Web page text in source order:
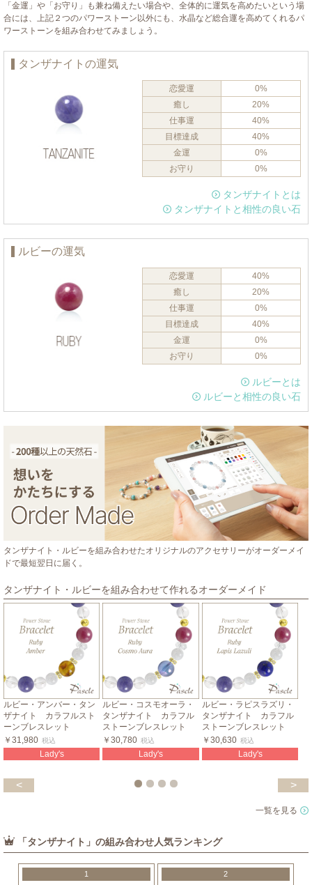
「金運」や「お守り」も兼ね備えたい場合や、全体的に運気を高めたいという場
合には、上記２つのパワーストーン以外にも、水晶など総合運を高めてくれるパ
ワーストーンを組み合わせてみましょう。
タンザナイトの運気
恋愛運
0%
癒し
20%
仕事運
40%
目標達成
40%
金運
0%
お守り
0%
タンザナイトとは
タンザナイトと相性の良い石
ルビーの運気
恋愛運
40%
癒し
20%
仕事運
0%
目標達成
40%
金運
0%
お守り
0%
ルビーとは
ルビーと相性の良い石
タンザナイト・ルビーを組み合わせたオリジナルのアクセサリーがオーダーメイ
ドで最短翌日に届く。
タンザナイト・ルビーを組み合わせて作れるオーダーメイド
ルビー・アンバー・タン
ザナイト カラフルスト
ーンブレスレット
￥31,980 税込
Lady's
ルビー・コスモオーラ・
タンザナイト カラフル
ストーンブレスレット
￥30,780 税込
Lady's
ルビー・ラピスラズリ・
タンザナイト カラフル
ストーンブレスレット
￥30,630 税込
Lady's
< >
一覧を見る
「タンザナイト」の組み合わせ人気ランキング
1 2